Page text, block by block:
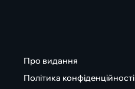
Про видання
Політика конфіденційності